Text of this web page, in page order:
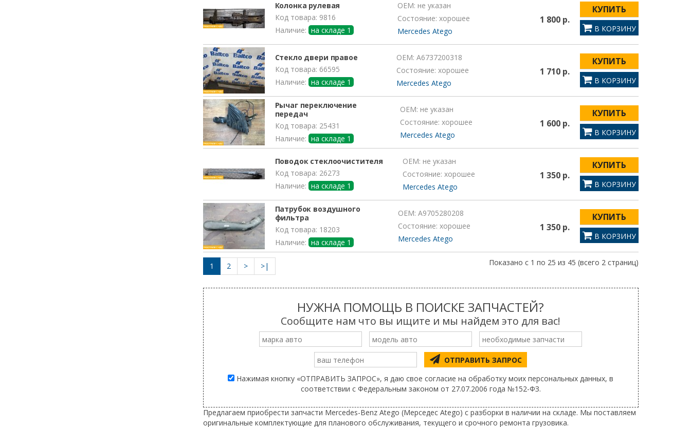
Колонка рулевая
Код товара: 9816
Наличие: на складе 1
OEM: не указан
Состояние: хорошее
Mercedes Atego
1 800 р.
КУПИТЬ
В КОРЗИНУ
Стекло двери правое
Код товара: 66595
Наличие: на складе 1
OEM: A6737200318
Состояние: хорошее
Mercedes Atego
1 710 р.
КУПИТЬ
В КОРЗИНУ
Рычаг переключение
передач
Код товара: 25431
Наличие: на складе 1
OEM: не указан
Состояние: хорошее
Mercedes Atego
1 600 р.
КУПИТЬ
В КОРЗИНУ
Поводок стеклоочистителя
Код товара: 26273
Наличие: на складе 1
OEM: не указан
Состояние: хорошее
Mercedes Atego
1 350 р.
КУПИТЬ
В КОРЗИНУ
Патрубок воздушного
фильтра
Код товара: 18203
Наличие: на складе 1
OEM: A9705280208
Состояние: хорошее
Mercedes Atego
1 350 р.
КУПИТЬ
В КОРЗИНУ
1 2 > >| Показано с 1 по 25 из 45 (всего 2 страниц)
НУЖНА ПОМОЩЬ В ПОИСКЕ ЗАПЧАСТЕЙ?
Сообщите нам что вы ищите и мы найдем это для вас!
ОТПРАВИТЬ ЗАПРОС
Нажимая кнопку «ОТПРАВИТЬ ЗАПРОС», я даю свое согласие на обработку моих персональных данных, в
соответствии с Федеральным законом от 27.07.2006 года №152-ФЗ.
Предлагаем приобрести запчасти Mercedes-Benz Atego (Мерседес Atego) с разборки в наличии на складе. Мы поставляем
оригинальные комплектующие для планового обслуживания, текущего и срочного ремонта грузовика.